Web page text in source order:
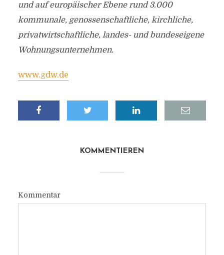
und auf europäischer Ebene rund 3.000
kommunale, genossenschaftliche, kirchliche,
privatwirtschaftliche, landes- und bundeseigene
Wohnungsunternehmen.
www.gdw.de
KOMMENTIEREN
Kommentar